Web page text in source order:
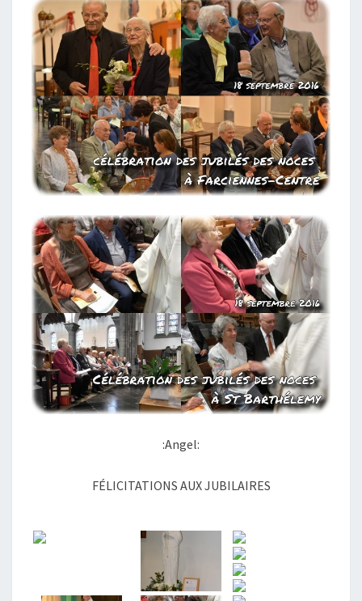
À
FARCIENNES-
CENTRE
:Angel:
FÉLICITATIONS AUX JUBILAIRES